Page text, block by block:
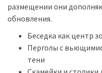
размещении они
обновления.
Беседка как центр
Перголы с
тени